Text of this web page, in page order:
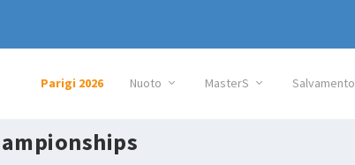
Parigi 2026 Nuoto MasterS Salvamento